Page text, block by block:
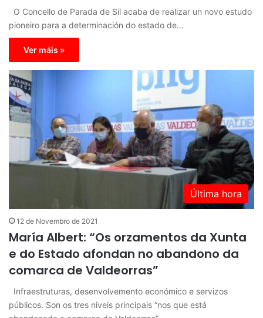
O Concello de Parada de Sil acaba de realizar un novo estudo
pioneiro para a determinación do estado de…
Ver máis »
Última hora
12 de Novembro de 2021
María Albert: “Os orzamentos da Xunta
e do Estado afondan no abandono da
comarca de Valdeorras”
Infraestruturas, desenvolvemento económico e servizos
públicos. Son os tres niveis principais “nos que está